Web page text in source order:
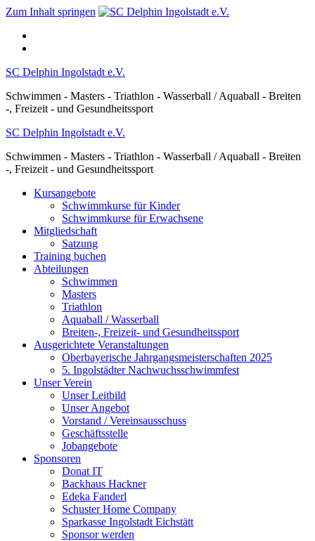
Zum Inhalt springen
SC Delphin Ingolstadt e.V.
Schwimmen - Masters - Triathlon - Wasserball / Aquaball - Breiten
-, Freizeit - und Gesundheitssport
SC Delphin Ingolstadt e.V.
Schwimmen - Masters - Triathlon - Wasserball / Aquaball - Breiten
-, Freizeit - und Gesundheitssport
Kursangebote
Schwimmkurse für Kinder
Schwimmkurse für Erwachsene
Mitgliedschaft
Satzung
Training buchen
Abteilungen
Schwimmen
Masters
Triathlon
Aquaball / Wasserball
Breiten-, Freizeit- und Gesundheitssport
Ausgerichtete Veranstaltungen
Oberbayerische Jahrgangsmeisterschaften 2025
5. Ingolstädter Nachwuchsschwimmfest
Unser Verein
Unser Leitbild
Unser Angebot
Vorstand / Vereinsausschuss
Geschäftsstelle
Jobangebote
Sponsoren
Donat IT
Backhaus Hackner
Edeka Fanderl
Schuster Home Company
Sparkasse Ingolstadt Eichstätt
Sponsor werden